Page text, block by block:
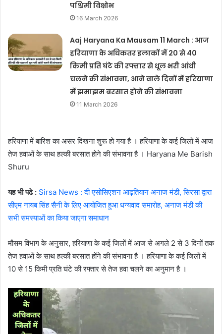
पश्चिमी विक्षोभ
16 March 2026
Aaj Haryana Ka Mausam 11 March : आज
हरियाणा के अधिकतर इलाकों में 20 से 40
किमी प्रति घंटे की रफ्तार से धूल भरी आंधी
चलने की संभावना, आने वाले दिनों में हरियाणा
में झमाझम बरसात होने की संभावना
11 March 2026
हरियाणा में बारिश का असर दिखना शुरू हो गया है । हरियाणा के कई जिलों में आज
तेज हवाओं के साथ हल्की बरसात होने की संभावना है । Haryana Me Barish
Shuru
यह भी पढे : Sirsa News : दी एसोसिएशन आढ़तियान अनाज मंडी, सिरसा द्वारा
सीएम नायब सिंह सैनी के लिए आयोजित हुआ धन्यवाद समारोह, अनाज मंडी की
सभी समस्याओं का किया जाएगा समाधान
मौसम विभाग के अनुसार, हरियाणा के कई जिलों में आज से अगले 2 से 3 दिनों तक
तेज हवाओं के साथ हल्की बरसात होंने की संभावना है । हरियाणा के कई जिलों में
10 से 15 किमी प्रति घंटे की रफ्तार से तेज हवा चलने का अनुमान है ।